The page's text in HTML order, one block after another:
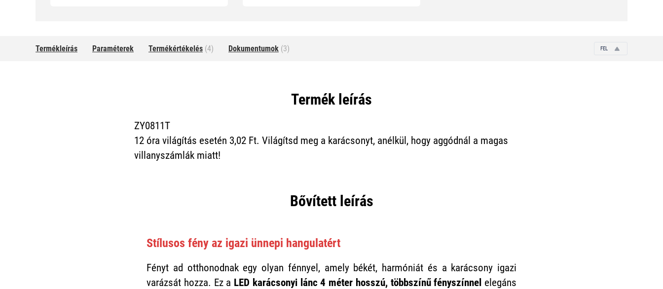
Termékleírás Paraméterek Termékértékelés (4) Dokumentumok (3) FEL
Termék leírás
ZY0811T
12 óra világítás esetén 3,02 Ft. Világítsd meg a karácsonyt, anélkül, hogy aggódnál a magas
villanyszámlák miatt!
Bővített leírás
Stílusos fény az igazi ünnepi hangulatért
Fényt ad otthonodnak egy olyan fénnyel, amely békét, harmóniát és a karácsony igazi
varázsát hozza. Ez a LED karácsonyi lánc 4 méter hosszú, többszínű fényszínnel elegáns